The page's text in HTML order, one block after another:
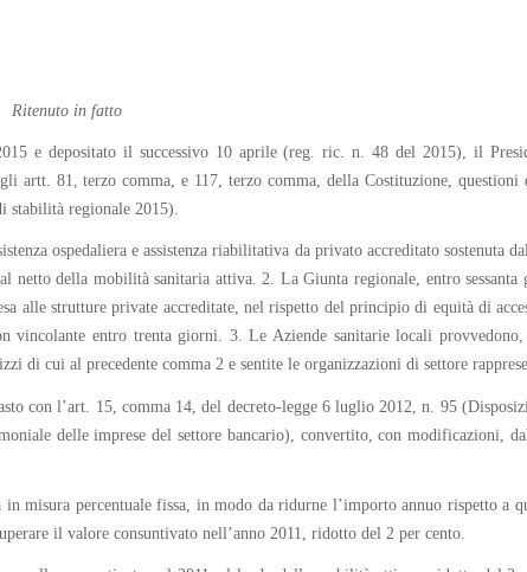
Ritenuto in fatto
e depositato il successivo 10 aprile (reg. ric. n. 48 del 2015), il
artt. 81, terzo comma, e 117, terzo comma, della Costituzione,
stabilità regionale 2015).
ospedaliera e assistenza riabilitativa da privato accreditato sostenuta
netto della mobilità sanitaria attiva. 2. La Giunta regionale, entro
alle strutture private accreditate, nel rispetto del principio di equità di
vincolante entro trenta giorni. 3. Le Aziende sanitarie locali
di cui al precedente comma 2 e sentite le organizzazioni di settore
con l’art. 15, comma 14, del decreto-legge 6 luglio 2012, n. 95
delle imprese del settore bancario), convertito, con modificazioni,
misura percentuale fissa, in modo da ridurne l’importo annuo rispetto a
il valore consuntivato nell’anno 2011, ridotto del 2 per cento.